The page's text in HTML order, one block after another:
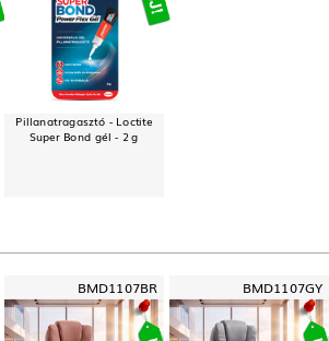
Pillanatragasztó - Loctite
Super Bond gél - 2 g
BMD1107BR BMD1107GY